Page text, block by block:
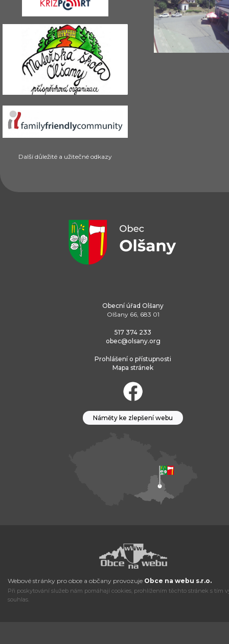
Další důležité a užitečné odkazy
Obecní úřad Olšany
Olšany 66, 683 01
517 374 233
obec@olsany.org
Prohlášení o přístupnosti
Mapa stránek
Náměty ke zlepšení webu
Webové stránky pro obce a občany provozuje Obce na webu s.r.o.
Při poskytování služeb nám pomáhají cookies, prohlížením těchto stránek s tím
souhlas.